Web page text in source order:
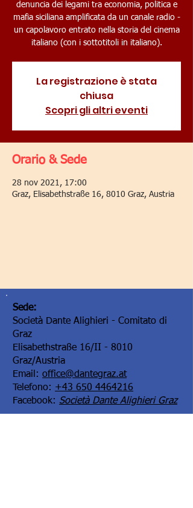
denuncia dei legami tra economia, politica e
mafia siciliana amplificata da un canale radio -
un capolavoro entrato nella storia del cinema
italiano (con i sottotitoli in italiano).
La registrazione è stata
chiusa
Scopri gli altri eventi
Orario & Sede
28 nov 2021, 17:00
Graz, Elisabethstraße 16, 8010 Graz, Austria
Sede:
Società Dante Alighieri - Comitato di
Graz
Elisabethstraße 16/II - 8010
Graz/Austria
Email: office@dantegraz.at
Telefono: +43 650 4464216
Facebook: Società Dante Alighieri Graz